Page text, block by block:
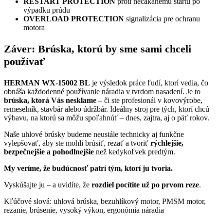
výpadku prúdu
OVERLOAD PROTECTION signalizácia pre ochranu
motora
Záver: Brúska, ktorú by sme sami chceli
používať
HERMAN WX-15002 BL je výsledok práce ľudí, ktorí vedia, čo
obnáša každodenné používanie náradia v tvrdom nasadení. Je to
brúska, ktorá Vás nesklame – či ste profesionál v kovovýrobe,
remeselník, stavbár alebo údržbár. Ideálny stroj pre tých, ktorí chcú
výbavu, na ktorú sa môžu spoľahnúť – dnes, zajtra, aj o päť rokov.
Naše uhlové brúsky budeme neustále technicky aj funkčne
vylepšovať, aby ste mohli brúsiť, rezať a tvoriť rýchlejšie,
bezpečnejšie a pohodlnejšie než kedykoľvek predtým.
My veríme, že budúcnosť patrí tým, ktorí ju tvoria.
Vyskúšajte ju – a uvidíte, že rozdiel pocítite už po prvom reze.
Kľúčové slová: uhlová brúska, bezuhlíkový motor, PMSM motor,
rezanie, brúsenie, vysoký výkon, ergonómia náradia